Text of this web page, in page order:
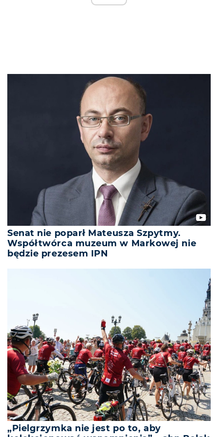
Senat nie poparł Mateusza Szpytmy.
Współtwórca muzeum w Markowej nie
będzie prezesem IPN
„Pielgrzymka nie jest po to, aby